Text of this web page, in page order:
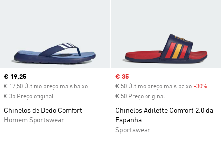
Current price
€ 19,25
€ 17,50 Último preço mais baixo
€ 35 Preço original
Chinelos de Dedo Comfort
Homem Sportswear
Sale price
€ 35
€ 50 Último preço mais baixo -30%
€ 50 Preço original
Chinelos Adilette Comfort 2.0 da
Espanha
Sportswear